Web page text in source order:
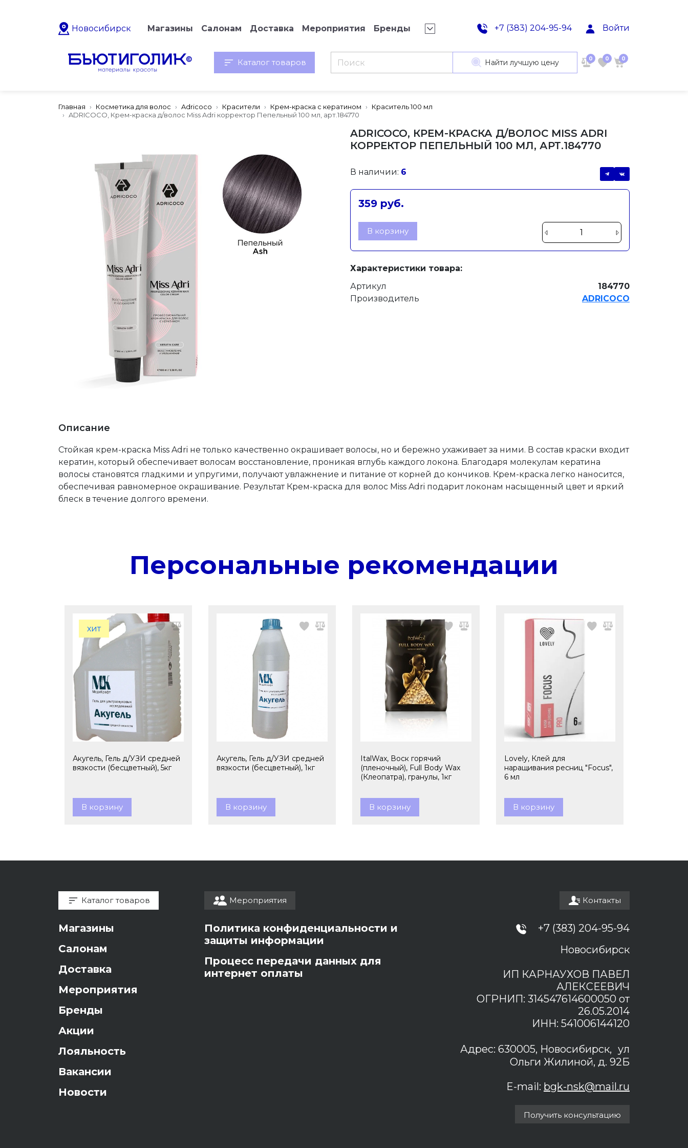
Новосибирск Магазины Салонам Доставка Мероприятия Бренды +7 (383) 204-95-94 Войти
Каталог товаров Найти лучшую цену 0 0 0
Главная Косметика для волос Adricoco Красители Крем-краска с кератином
Краситель 100 мл
ADRICOCO, Крем-краска д/волос Miss Adri корректор Пепельный 100 мл, арт.184770
ADRICOCO, КРЕМ-КРАСКА Д/ВОЛОС MISS ADRI
КОРРЕКТОР ПЕПЕЛЬНЫЙ 100 МЛ, АРТ.184770
В наличии: 6
359 руб.
В корзину
Характеристики товара:
Артикул
184770
Производитель
ADRICOCO
Описание
Стойкая крем-краска Miss Adri не только качественно окрашивает волосы, но и бережно ухаживает за ними. В состав краски входит
кератин, который обеспечивает волосам восстановление, проникая вглубь каждого локона. Благодаря молекулам кератина
волосы становятся гладкими и упругими, получают увлажнение и питание от корней до кончиков. Крем-краска легко наносится,
обеспечивая равномерное окрашивание. Результат Крем-краска для волос Miss Adri подарит локонам насыщенный цвет и яркий
блеск в течение долгого времени.
Персональные рекомендации
хит
Акугель, Гель д/УЗИ средней
вязкости (бесцветный), 5кг
В корзину
Акугель, Гель д/УЗИ средней
вязкости (бесцветный), 1кг
В корзину
ItalWax, Воск горячий
(пленочный), Full Body Wax
(Клеопатра), гранулы, 1кг
В корзину
Lovely, Клей для
наращивания ресниц "Focus",
6 мл
В корзину
Каталог товаров
Магазины
Салонам
Доставка
Мероприятия
Бренды
Акции
Лояльность
Вакансии
Новости
Мероприятия
Политика конфиденциальности и
защиты информации
Процесс передачи данных для
интернет оплаты
Контакты
+7 (383) 204-95-94
Новосибирск
ИП КАРНАУХОВ ПАВЕЛ
АЛЕКСЕЕВИЧ
ОГРНИП: 314547614600050 от
26.05.2014
ИНН: 541006144120
Адрес: 630005, Новосибирск, ул
Ольги Жилиной, д. 92Б
E-mail: bgk-nsk@mail.ru
Получить консультацию